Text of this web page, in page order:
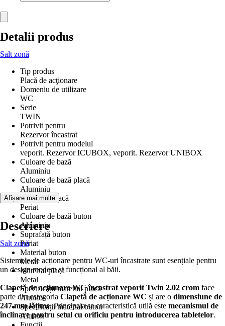
Detalii produs
Salt zonă
Tip produs
Placă de acţionare
Domeniu de utilizare
WC
Serie
TWIN
Potrivit pentru
Rezervor încastrat
Potrivit pentru modelul
veporit. Rezervor ICUBOX, veporit. Rezervor UNIBOX
Culoare de bază
Aluminiu
Culoare de bază placă
Aluminiu
Suprafață placă
Periat
Culoare de bază buton
Aluminiu
Suprafață buton
Periat
Material buton
Metal
Material placă
Metal
Specificații material placă
Alunox
Specificații material buton
Alunox
Afișare mai multe
Descriere
Salt zonă
Sistemele de acționare pentru WC-uri încastrate sunt esențiale pentru
un design modern și funcțional al băii.
Clapetă de acționare WC încastrat veporit Twin 2.02 crom face
parte din categoria Clapetă de acționare WC și are o dimensiune de
247 mm lățime. Principala sa caracteristică utilă este mecanismul de
înclinare pentru setul cu orificiu pentru introducerea tabletelor.